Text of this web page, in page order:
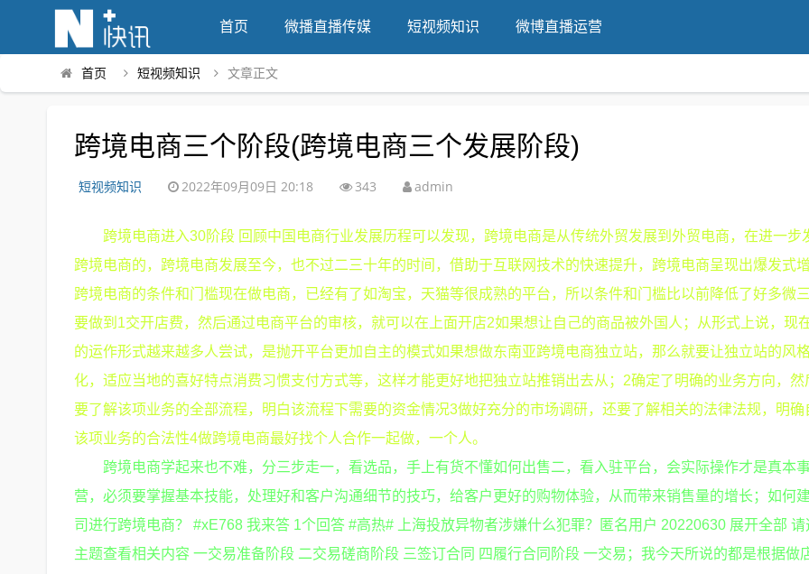
首页 微播直播传媒 短视频知识 微博直播运营
首页 短视频知识 文章正文
跨境电商三个阶段(跨境电商三个发展阶段)
短视频知识 2022年09月09日 20:18 343 admin
跨境电商进入30阶段 回顾中国电商行业发展历程可以发现，跨境电商是从传统外贸发展到外贸电商，在进一步
跨境电商的，跨境电商发展至今，也不过二三十年的时间，借助于互联网技术的快速提升，跨境电商呈现出爆发式
跨境电商的条件和门槛现在做电商，已经有了如淘宝，天猫等很成熟的平台，所以条件和门槛比以前降低了好多微
要做到1交开店费，然后通过电商平台的审核，就可以在上面开店2如果想让自己的商品被外国人；从形式上说，现
的运作形式越来越多人尝试，是抛开平台更加自主的模式如果想做东南亚跨境电商独立站，那么就要让独立站的风
化，适应当地的喜好特点消费习惯支付方式等，这样才能更好地把独立站推销出去从；2确定了明确的业务方向，然
要了解该项业务的全部流程，明白该流程下需要的资金情况3做好充分的市场调研，还要了解相关的法律法规，明确
该项业务的合法性4做跨境电商最好找个人合作一起做，一个人。
跨境电商学起来也不难，分三步走一，看选品，手上有货不懂如何出售二，看入驻平台，会实际操作才是真本
营，必须要掌握基本技能，处理好和客户沟通细节的技巧，给客户更好的购物体验，从而带来销售量的增长；如何
司进行跨境电商？ #xE768 我来答 1个回答 #高热# 上海投放异物者涉嫌什么犯罪？匿名用户 20220630 展开全部 请
主题查看相关内容 一交易准备阶段 二交易磋商阶段 三签订合同 四履行合同阶段 一交易；我今天所说的都是根据做